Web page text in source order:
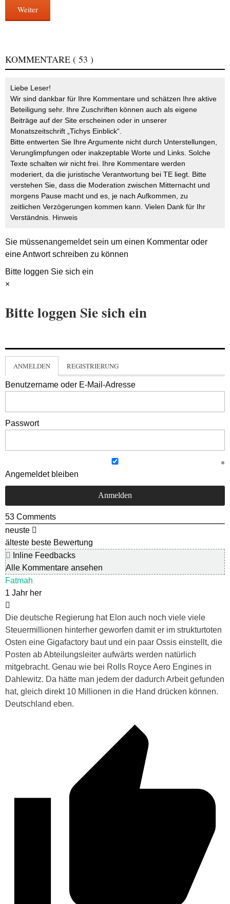
Weiter
KOMMENTARE ( 53 )
Liebe Leser!
Wir sind dankbar für Ihre Kommentare und schätzen Ihre aktive
Beteiligung sehr. Ihre Zuschriften können auch als eigene
Beiträge auf der Site erscheinen oder in unserer
Monatszeitschrift „Tichys Einblick“.
Bitte entwerten Sie Ihre Argumente nicht durch Unterstellungen,
Verunglimpfungen oder inakzeptable Worte und Links. Solche
Texte schalten wir nicht frei. Ihre Kommentare werden
moderiert, da die juristische Verantwortung bei TE liegt. Bitte
verstehen Sie, dass die Moderation zwischen Mitternacht und
morgens Pause macht und es, je nach Aufkommen, zu
zeitlichen Verzögerungen kommen kann. Vielen Dank für Ihr
Verständnis. Hinweis
Sie müssenangemeldetsein um einen Kommentar oder
eine Antwort schreiben zu können
Bitte loggen Sie sich ein
×
Bitte loggen Sie sich ein
ANMELDEN REGISTRIERUNG
Benutzername oder E-Mail-Adresse
Passwort
Angemeldet bleiben
53 Comments
neuste
älteste beste Bewertung
Inline Feedbacks
Alle Kommentare ansehen
Fatmah
1 Jahr her
Die deutsche Regierung hat Elon auch noch viele viele
Steuermillionen hinterher geworfen damit er im strukturtoten
Osten eine Gigafactory baut und ein paar Ossis einstellt, die
Posten ab Abteilungsleiter aufwärts werden natürlich
mitgebracht. Genau wie bei Rolls Royce Aero Engines in
Dahlewitz. Da hätte man jedem der dadurch Arbeit gefunden
hat, gleich direkt 10 Millionen in die Hand drücken können.
Deutschland eben.